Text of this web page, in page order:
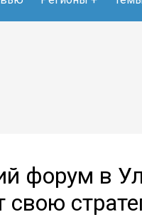
форум в
свою